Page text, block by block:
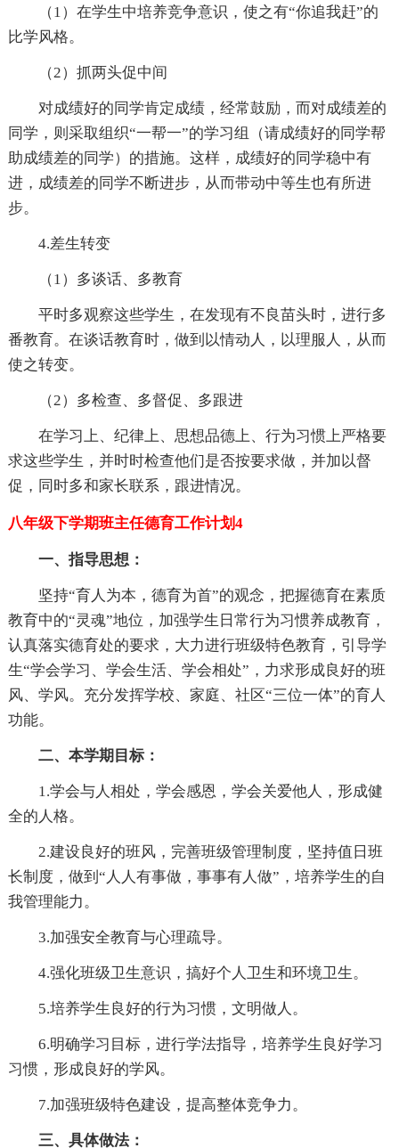
（1）在学生中培养竞争意识，使之有“你追我赶”的
比学风格。
（2）抓两头促中间
对成绩好的同学肯定成绩，经常鼓励，而对成绩差的
同学，则采取组织“一帮一”的学习组（请成绩好的同学帮
助成绩差的同学）的措施。这样，成绩好的同学稳中有
进，成绩差的同学不断进步，从而带动中等生也有所进
步。
4.差生转变
（1）多谈话、多教育
平时多观察这些学生，在发现有不良苗头时，进行多
番教育。在谈话教育时，做到以情动人，以理服人，从而
使之转变。
（2）多检查、多督促、多跟进
在学习上、纪律上、思想品德上、行为习惯上严格要
求这些学生，并时时检查他们是否按要求做，并加以督
促，同时多和家长联系，跟进情况。
八年级下学期班主任德育工作计划4
一、指导思想：
坚持“育人为本，德育为首”的观念，把握德育在素质
教育中的“灵魂”地位，加强学生日常行为习惯养成教育，
认真落实德育处的要求，大力进行班级特色教育，引导学
生“学会学习、学会生活、学会相处”，力求形成良好的班
风、学风。充分发挥学校、家庭、社区“三位一体”的育人
功能。
二、本学期目标：
1.学会与人相处，学会感恩，学会关爱他人，形成健
全的人格。
2.建设良好的班风，完善班级管理制度，坚持值日班
长制度，做到“人人有事做，事事有人做”，培养学生的自
我管理能力。
3.加强安全教育与心理疏导。
4.强化班级卫生意识，搞好个人卫生和环境卫生。
5.培养学生良好的行为习惯，文明做人。
6.明确学习目标，进行学法指导，培养学生良好学习
习惯，形成良好的学风。
7.加强班级特色建设，提高整体竞争力。
三、具体做法：